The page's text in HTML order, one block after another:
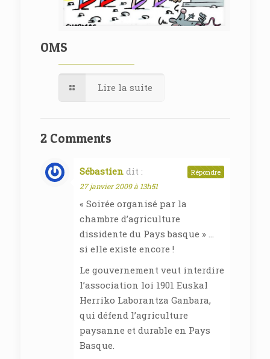
OMS
Lire la suite
2 Comments
Sébastien dit :
27 janvier 2009 à 13h51
« Soirée organisé par la
chambre d’agriculture
dissidente du Pays basque » …
si elle existe encore !
Le gouvernement veut interdire
l’association loi 1901 Euskal
Herriko Laborantza Ganbara,
qui défend l’agriculture
paysanne et durable en Pays
Basque.
Répondre